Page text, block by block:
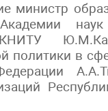
министр
политики в